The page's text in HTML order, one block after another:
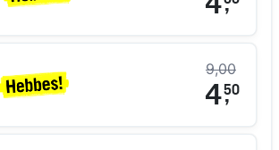
4,
9,00
4,
50